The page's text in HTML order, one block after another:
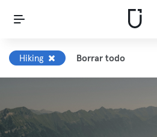
Hiking Borrar todo